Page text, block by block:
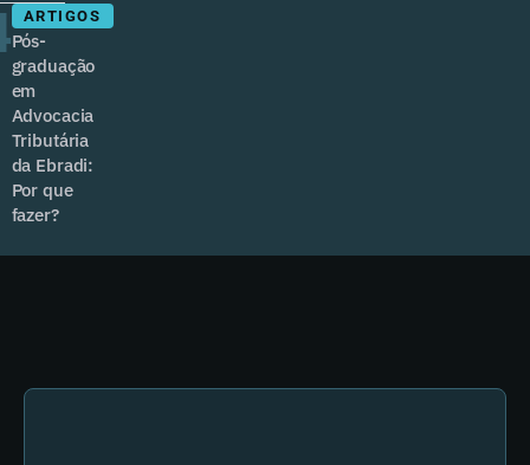
ARTIGOS
Pós-
graduação
em
Advocacia
Tributária
da Ebradi:
Por que
fazer?